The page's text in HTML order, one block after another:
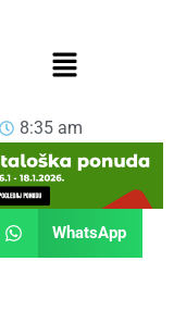
8:35 am
WhatsApp